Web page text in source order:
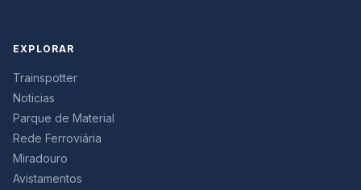
EXPLORAR
Trainspotter
Noticias
Parque de Material
Rede Ferroviária
Miradouro
Avistamentos